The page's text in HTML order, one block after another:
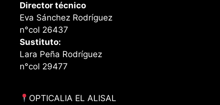
Director técnico
Eva Sánchez Rodríguez
n°col 26437
Sustituto:
Lara Peña Rodríguez
n°col 29477
OPTICALIA EL ALISAL